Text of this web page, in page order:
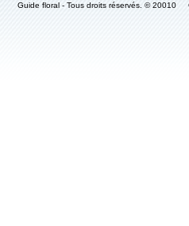
Guide floral - Tous droits réservés. ©